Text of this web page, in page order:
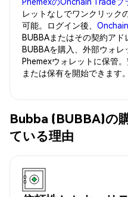
レットなしでワンクリック
可能。ログイン後、
BUBBAまたはその契約ア
BUBBAを購入、外部ウォ
Phemexウォレットに保管
または保有を開始できます。
Bubba (BUBBA)の
ている理由